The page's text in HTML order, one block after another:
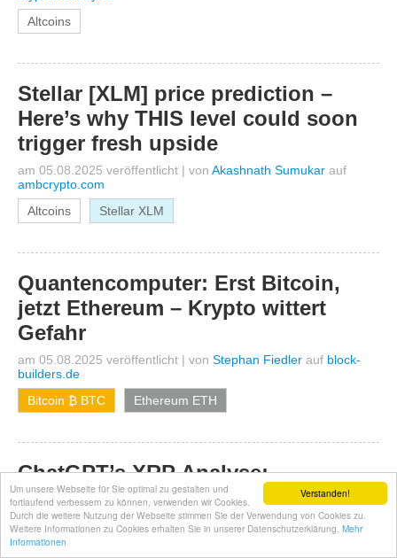
Verstanden!
Um unsere Webseite für Sie optimal zu gestalten und
fortlaufend verbessern zu können, verwenden wir Cookies.
Durch die weitere Nutzung der Webseite stimmen Sie der Verwendung von Cookies zu.
Weitere Informationen zu Cookies erhalten Sie in unserer Datenschutzerklärung. Mehr
Informationen
Altcoins
Stellar [XLM] price prediction –
Here’s why THIS level could soon
trigger fresh upside
am 05.08.2025 veröffentlicht | von Akashnath Sumukar auf
ambcrypto.com
Altcoins
Stellar XLM
Quantencomputer: Erst Bitcoin,
jetzt Ethereum – Krypto wittert
Gefahr
am 05.08.2025 veröffentlicht | von Stephan Fiedler auf block-
builders.de
Bitcoin ₿ BTC
Ethereum ETH
ChatGPT’s XRP Analyse:
Bullisches Setup über 💲3,05 trotz
42-Banken-Blockade bei Ripple
am 05.08.2025 veröffentlicht